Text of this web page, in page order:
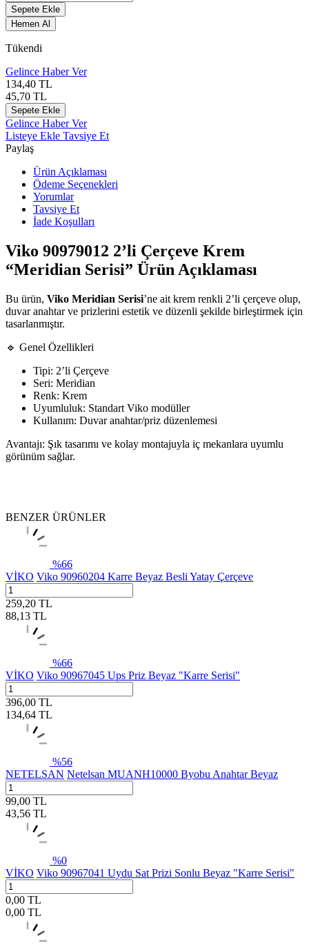
Sepete Ekle
Hemen Al
Tükendi
Gelince Haber Ver
134,40 TL
45,70 TL
Sepete Ekle
Gelince Haber Ver
Listeye Ekle Tavsiye Et
Paylaş
Ürün Açıklaması
Ödeme Seçenekleri
Yorumlar
Tavsiye Et
İade Koşulları
Viko 90979012 2’li Çerçeve Krem
“Meridian Serisi” Ürün Açıklaması
Bu ürün, Viko Meridian Serisi’ne ait krem renkli 2’li çerçeve olup,
duvar anahtar ve prizlerini estetik ve düzenli şekilde birleştirmek için
tasarlanmıştır.
🔹 Genel Özellikleri
Tipi: 2’li Çerçeve
Seri: Meridian
Renk: Krem
Uyumluluk: Standart Viko modüller
Kullanım: Duvar anahtar/priz düzenlemesi
Avantajı: Şık tasarımı ve kolay montajuyla iç mekanlara uyumlu
görünüm sağlar.
BENZER ÜRÜNLER
%66
VİKO Viko 90960204 Karre Beyaz Besli Yatay Çerçeve
259,20 TL
88,13 TL
%66
VİKO Viko 90967045 Ups Priz Beyaz "Karre Serisi"
396,00 TL
134,64 TL
%56
NETELSAN Netelsan MUANH10000 Byobu Anahtar Beyaz
99,00 TL
43,56 TL
%0
VİKO Viko 90967041 Uydu Sat Prizi Sonlu Beyaz "Karre Serisi"
0,00 TL
0,00 TL